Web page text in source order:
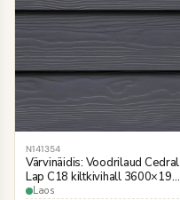
N141354
Värvinäidis: Voodrilaud Cedral
Lap C18 kiltkivihall 3600×190
mm puiduimitatsioon
Laos